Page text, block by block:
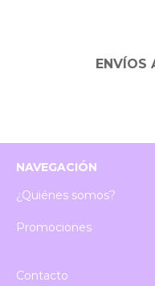
ENVÍOS
NAVEGACIÓN
¿Quiénes somos?
Promociones
Contacto